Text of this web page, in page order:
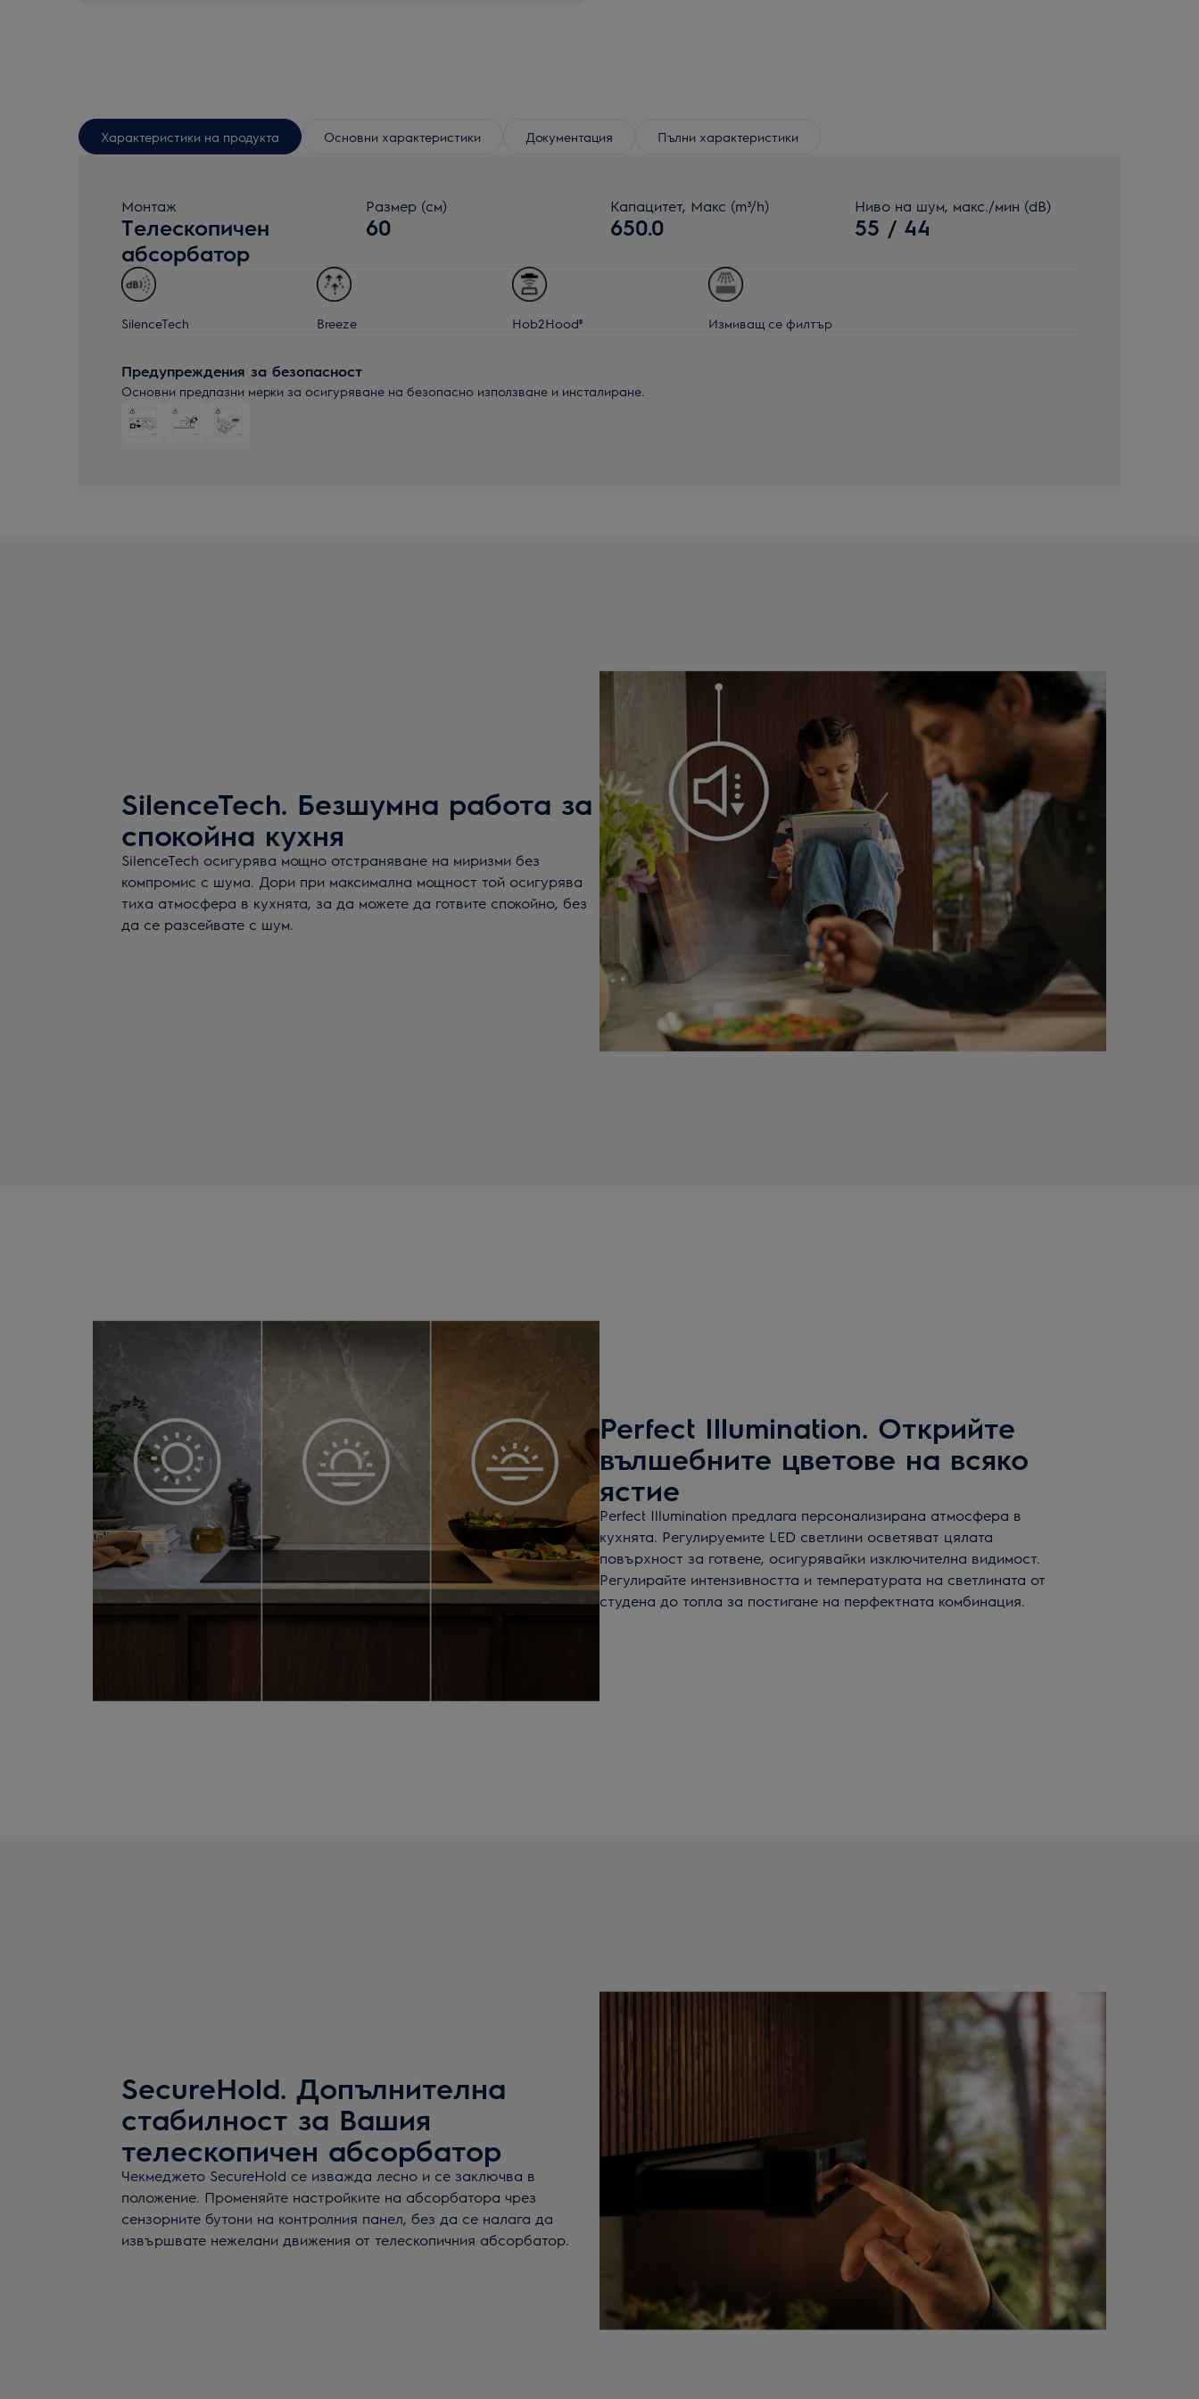
Характеристики на продукта Основни характеристики Документация Пълни характеристики
Монтаж
Телескопичен
абсорбатор
Размер (см)
60
Капацитет, Макс (m³/h)
650.0
Ниво на шум, макс./мин (dB)
55 / 44
SilenceTech Breeze Hob2Hood® Измиващ се филтър
Предупреждения за безопасност
Основни предпазни мерки за осигуряване на безопасно използване и инсталиране.
SilenceTech. Безшумна работа за
спокойна кухня
SilenceTech осигурява мощно отстраняване на миризми без
компромис с шума. Дори при максимална мощност той осигурява
тиха атмосфера в кухнята, за да можете да готвите спокойно, без
да се разсейвате с шум.
Perfect Illumination. Открийте
вълшебните цветове на всяко
ястие
Perfect Illumination предлага персонализирана атмосфера в
кухнята. Регулируемите LED светлини осветяват цялата
повърхност за готвене, осигурявайки изключителна видимост.
Регулирайте интензивността и температурата на светлината от
студена до топла за постигане на перфектната комбинация.
SecureHold. Допълнителна
стабилност за Вашия
телескопичен абсорбатор
Чекмеджето SecureHold се изважда лесно и се заключва в
положение. Променяйте настройките на абсорбатора чрез
сензорните бутони на контролния панел, без да се налага да
извършвате нежелани движения от телескопичния абсорбатор.